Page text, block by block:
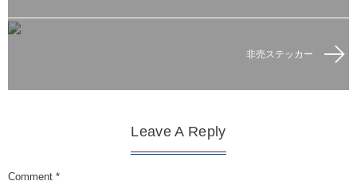
非売ステッカー
Leave A Reply
Comment *